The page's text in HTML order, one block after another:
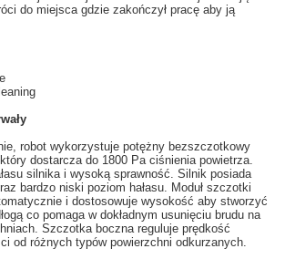
do miejsca gdzie zakończył pracę aby ją
, robot wykorzystuje potężny bezszczotkowy
dostarcza do 1800 Pa ciśnienia powietrza.
silnika i wysoką sprawność. Silnik posiada
bardzo niski poziom hałasu. Moduł szczotki
i dostosowuje wysokość aby stworzyć
co pomaga w dokładnym usunięciu brudu na
Szczotka boczna reguluje prędkość
od różnych typów powierzchni odkurzanych.